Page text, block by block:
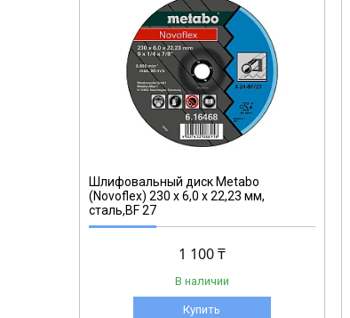
Шлифовальный диск Metabo
(Novoflex) 230 x 6,0 x 22,23 мм,
сталь,BF 27
1 100 ₸
В наличии
Купить
617162000